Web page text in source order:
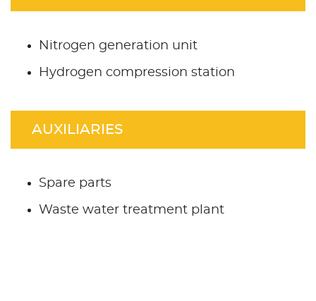
Nitrogen generation unit
Hydrogen compression station
AUXILIARIES
Spare parts
Waste water treatment plant